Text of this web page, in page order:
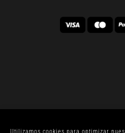
Utilizamos cookies para optimizar